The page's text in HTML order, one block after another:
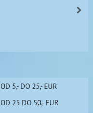
5,- DO 25,- EUR
25 DO 50,- EUR